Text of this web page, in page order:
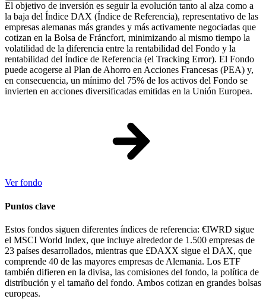
El objetivo de inversión es seguir la evolución tanto al alza como a
la baja del Índice DAX (Índice de Referencia), representativo de las
empresas alemanas más grandes y más activamente negociadas que
cotizan en la Bolsa de Fráncfort, minimizando al mismo tiempo la
volatilidad de la diferencia entre la rentabilidad del Fondo y la
rentabilidad del Índice de Referencia (el Tracking Error). El Fondo
puede acogerse al Plan de Ahorro en Acciones Francesas (PEA) y,
en consecuencia, un mínimo del 75% de los activos del Fondo se
invierten en acciones diversificadas emitidas en la Unión Europea.
Ver fondo
Puntos clave
Estos fondos siguen diferentes índices de referencia: €IWRD sigue
el MSCI World Index, que incluye alrededor de 1.500 empresas de
23 países desarrollados, mientras que £DAXX sigue el DAX, que
comprende 40 de las mayores empresas de Alemania. Los ETF
también difieren en la divisa, las comisiones del fondo, la política de
distribución y el tamaño del fondo. Ambos cotizan en grandes bolsas
europeas.